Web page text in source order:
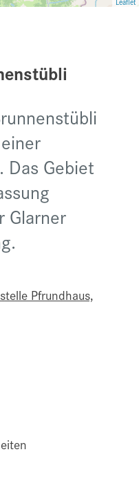
Das Gebiet
Glarner
Pfrundhaus,